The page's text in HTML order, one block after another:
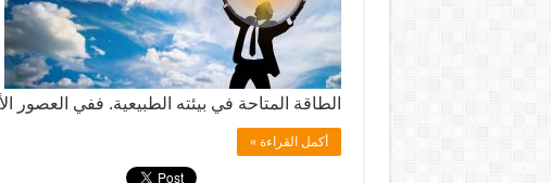
الطاقة المتاحة في بيئته الطبيعية. ففي العصور
أكمل القراءة »